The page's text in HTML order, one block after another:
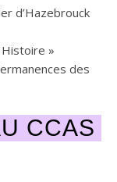
d’Hazebrouck
Histoire »
des
CCAS